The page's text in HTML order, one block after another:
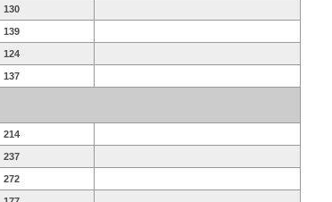
130
139
124
137
214
237
272